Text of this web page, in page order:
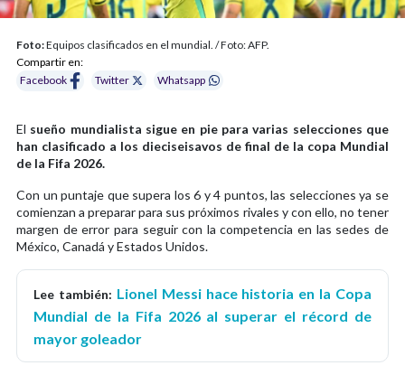
Foto:Equipos clasificados en el mundial. / Foto: AFP.
Compartir en:
Facebook
Twitter Whatsapp
El sueño mundialista sigue en pie para varias selecciones que
han clasificado a los dieciseisavos de final de la copa Mundial
de la Fifa 2026.
Con un puntaje que supera los 6 y 4 puntos, las selecciones ya se
comienzan a preparar para sus próximos rivales y con ello, no tener
margen de error para seguir con la competencia en las sedes de
México, Canadá y Estados Unidos.
Lee también: Lionel Messi hace historia en la Copa
Mundial de la Fifa 2026 al superar el récord de
mayor goleador